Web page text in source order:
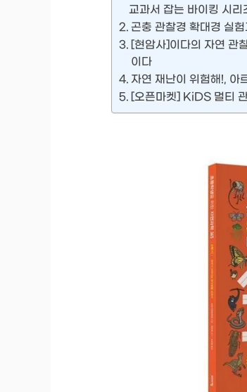
교과서 잡는 바이킹 시
곤충 관찰경 확대경 실
[현암사]이다의 자연 관
이다
자연 재난이 위험해!, 아
[오픈마켓] KiDS 멀티